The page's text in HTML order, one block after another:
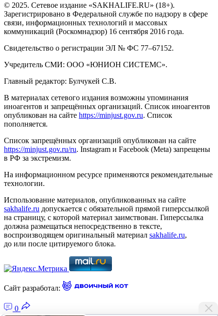
© 2025. Сетевое издание «SAKHALIFE.RU» (18+).
Зарегистрировано в Федеральной службе по надзору в сфере
связи, информационных технологий и массовых
коммуникаций (Роскомнадзор) 16 сентября 2016 года.
Свидетельство о регистрации ЭЛ № ФС 77–67152.
Учредитель СМИ: ООО «ЮНИОН СИСТЕМС».
Главный редактор: Булчукей С.В.
В материалах сетевого издания возможны упоминания
иноагентов и запрещённых организаций. Список иноагентов
опубликован на сайте https://minjust.gov.ru. Список
пополняется.
Список запрещённых организаций опубликован на сайте
https://minjust.gov.ru/ru. Instagram и Facebook (Metа) запрещены
в РФ за экстремизм.
На информационном ресурсе применяются рекомендательные
технологии.
Использование материалов, опубликованных на сайте
sakhalife.ru допускается с обязательной прямой гиперссылкой
на страницу, с которой материал заимствован. Гиперссылка
должна размещаться непосредственно в тексте,
воспроизводящем оригинальный материал sakhalife.ru,
до или после цитируемого блока.
Сайт разработал:
0